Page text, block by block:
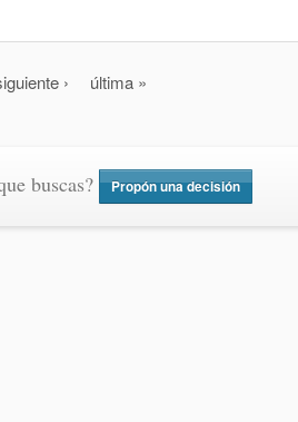
› última »
buscas? Propón una decisión